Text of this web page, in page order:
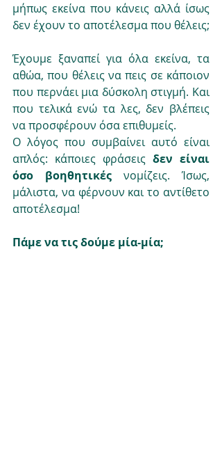
μήπως εκείνα που κάνεις αλλά ίσως
δεν έχουν το αποτέλεσμα που θέλεις;
Έχουμε ξαναπεί για όλα εκείνα, τα
αθώα, που θέλεις να πεις σε κάποιον
που περνάει μια δύσκολη στιγμή. Και
που τελικά ενώ τα λες, δεν βλέπεις
να προσφέρουν όσα επιθυμείς.
Ο λόγος που συμβαίνει αυτό είναι
απλός: κάποιες φράσεις δεν είναι
όσο βοηθητικές νομίζεις. Ίσως,
μάλιστα, να φέρνουν και το αντίθετο
αποτέλεσμα!
Πάμε να τις δούμε μία-μία;